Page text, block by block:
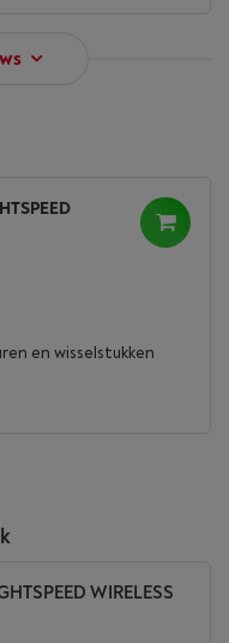
en wisselstukken
WIRELESS